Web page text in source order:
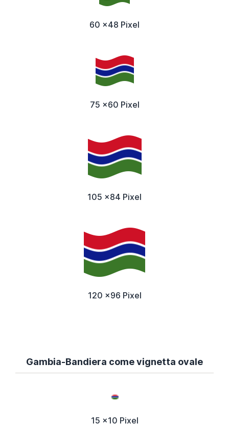
60 x48 Pixel
75 x60 Pixel
105 x84 Pixel
120 x96 Pixel
Gambia-Bandiera come vignetta ovale
15 x10 Pixel